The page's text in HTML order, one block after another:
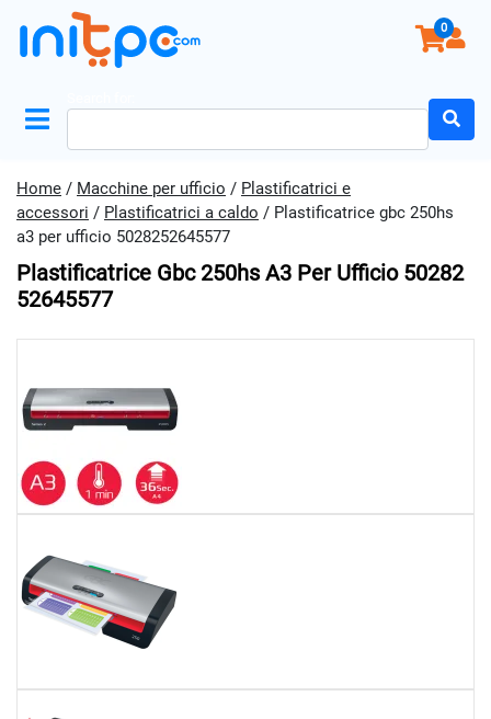
0
Home / Macchine per ufficio / Plastificatrici e
accessori / Plastificatrici a caldo / Plastificatrice gbc 250hs
a3 per ufficio 5028252645577
Plastificatrice Gbc 250hs A3 Per Ufficio 50282
52645577